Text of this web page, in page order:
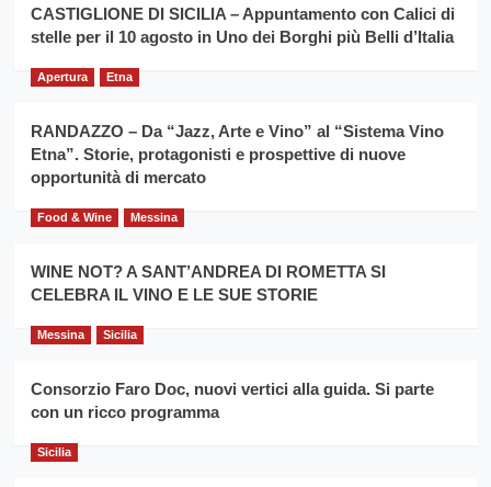
la
filiera
grano
per
il
anno
Franco
Caruso
CASTIGLIONE DI SICILIA – Appuntamento con Calici di
stelle per il 10 agosto in Uno dei Borghi più Belli d’Italia
Apertura Etna
RANDAZZO – Da “Jazz, Arte e Vino” al “Sistema Vino
Etna”. Storie, protagonisti e prospettive di nuove
opportunità di mercato
Food & Wine Messina
WINE NOT? A SANT’ANDREA DI ROMETTA SI
CELEBRA IL VINO E LE SUE STORIE
Messina Sicilia
Consorzio Faro Doc, nuovi vertici alla guida. Si parte
con un ricco programma
Sicilia